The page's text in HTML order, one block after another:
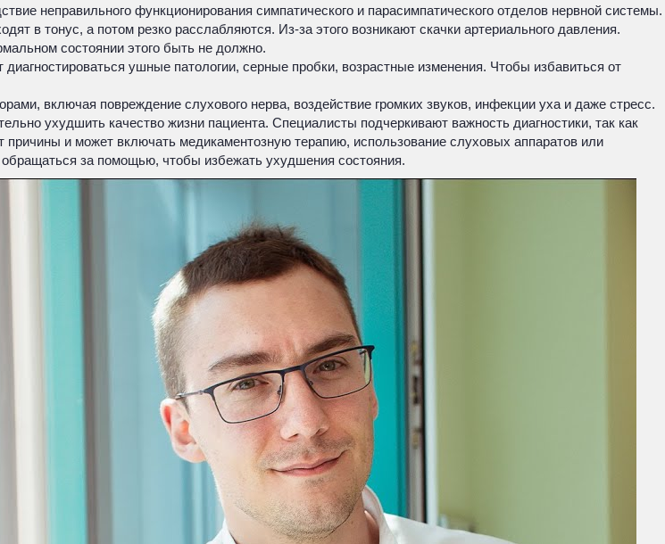
неправильного функционирования симпатического и парасимпатического отделов нервной системы.
в тонус, а потом резко расслабляются. Из-за этого возникают скачки артериального давления.
состоянии этого быть не должно.
ушные патологии, серные пробки, возрастные изменения. Чтобы избавиться от
включая повреждение слухового нерва, воздействие громких звуков, инфекции уха и даже стресс.
ухудшить качество жизни пациента. Специалисты подчеркивают важность диагностики, так как
и может включать медикаментозную терапию, использование слуховых аппаратов или
за помощью, чтобы избежать ухудшения состояния.